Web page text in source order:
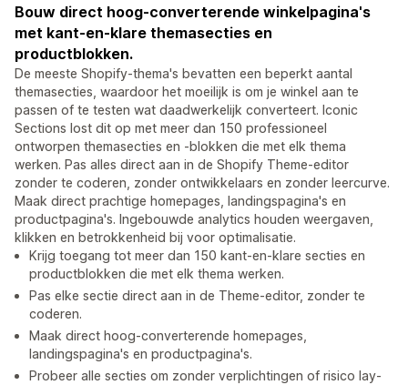
Bouw direct hoog-converterende winkelpagina's
met kant-en-klare themasecties en
productblokken.
De meeste Shopify-thema's bevatten een beperkt aantal
themasecties, waardoor het moeilijk is om je winkel aan te
passen of te testen wat daadwerkelijk converteert. Iconic
Sections lost dit op met meer dan 150 professioneel
ontworpen themasecties en -blokken die met elk thema
werken. Pas alles direct aan in de Shopify Theme-editor
zonder te coderen, zonder ontwikkelaars en zonder leercurve.
Maak direct prachtige homepages, landingspagina's en
productpagina's. Ingebouwde analytics houden weergaven,
klikken en betrokkenheid bij voor optimalisatie.
Krijg toegang tot meer dan 150 kant-en-klare secties en
productblokken die met elk thema werken.
Pas elke sectie direct aan in de Theme-editor, zonder te
coderen.
Maak direct hoog-converterende homepages,
landingspagina's en productpagina's.
Probeer alle secties om zonder verplichtingen of risico lay-